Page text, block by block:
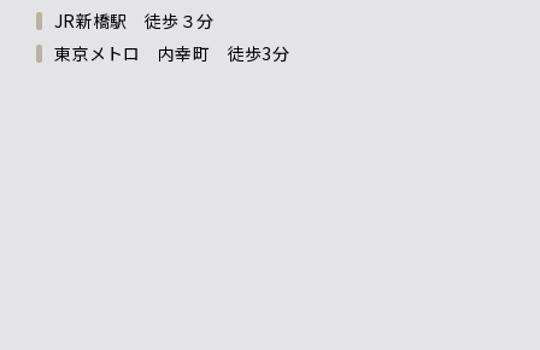
JR新橋駅 徒歩３分
東京メトロ 内幸町 徒歩3分